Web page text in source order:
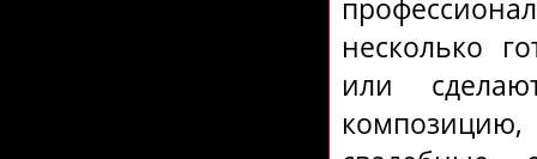
несколько
или